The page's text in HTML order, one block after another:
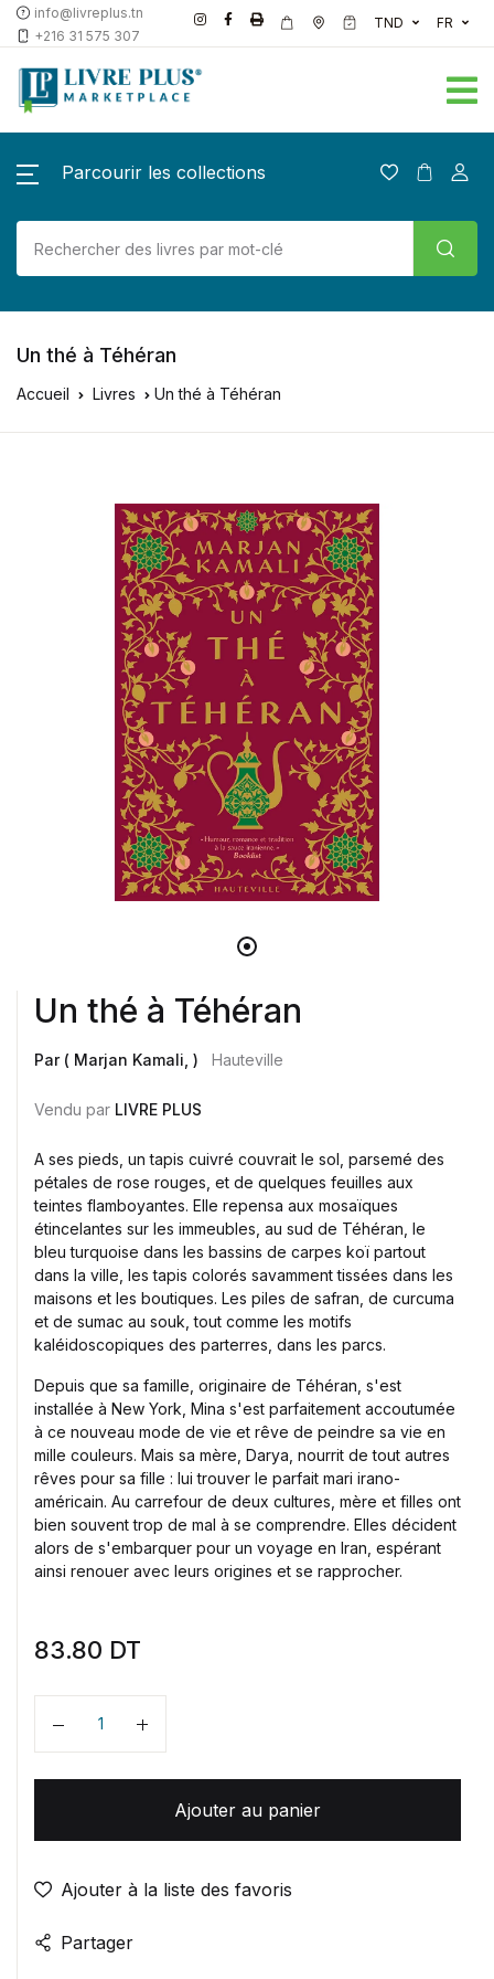
info@livreplus.tn
+216 31 575 307
TND FR
Parcourir les collections
Un thé à Téhéran
Accueil Livres Un thé à Téhéran
Un thé à Téhéran
Par ( Marjan Kamali, ) Hauteville
Vendu par LIVRE PLUS
A ses pieds, un tapis cuivré couvrait le sol, parsemé des
pétales de rose rouges, et de quelques feuilles aux
teintes flamboyantes. Elle repensa aux mosaïques
étincelantes sur les immeubles, au sud de Téhéran, le
bleu turquoise dans les bassins de carpes koï partout
dans la ville, les tapis colorés savamment tissées dans les
maisons et les boutiques. Les piles de safran, de curcuma
et de sumac au souk, tout comme les motifs
kaléidoscopiques des parterres, dans les parcs.
Depuis que sa famille, originaire de Téhéran, s'est
installée à New York, Mina s'est parfaitement accoutumée
à ce nouveau mode de vie et rêve de peindre sa vie en
mille couleurs. Mais sa mère, Darya, nourrit de tout autres
rêves pour sa fille : lui trouver le parfait mari irano-
américain. Au carrefour de deux cultures, mère et filles ont
bien souvent trop de mal à se comprendre. Elles décident
alors de s'embarquer pour un voyage en Iran, espérant
ainsi renouer avec leurs origines et se rapprocher.
83.80 DT
Quantité
Ajouter au panier
Ajouter à la liste des favoris
Partager